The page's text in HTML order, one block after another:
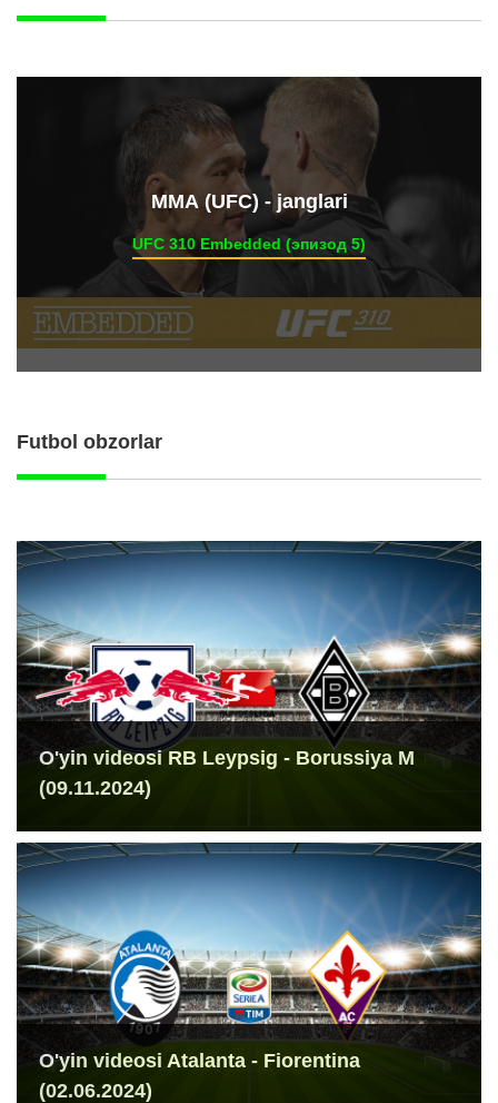
ММА (UFC) - janglari
UFC 310 Embedded (эпизод 5)
Futbol obzorlar
O'yin videosi RB Leypsig - Borussiya M
(09.11.2024)
O'yin videosi Atalanta - Fiorentina
(02.06.2024)